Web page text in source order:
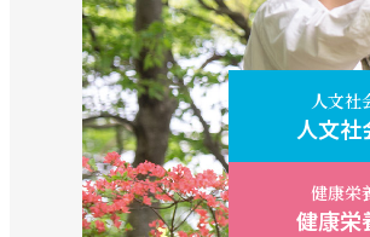
人文社
人文社
健康栄
健康栄